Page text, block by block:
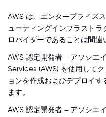
AWS は、エンタープライズ
ューティングインフラスト
ロバイダーであることは間違
AWS 認定開発者 – アソシエ
Services (AWS) を使用して
ョンを作成およびデプロイ
ます。
AWS 認定開発者 – アソシエ